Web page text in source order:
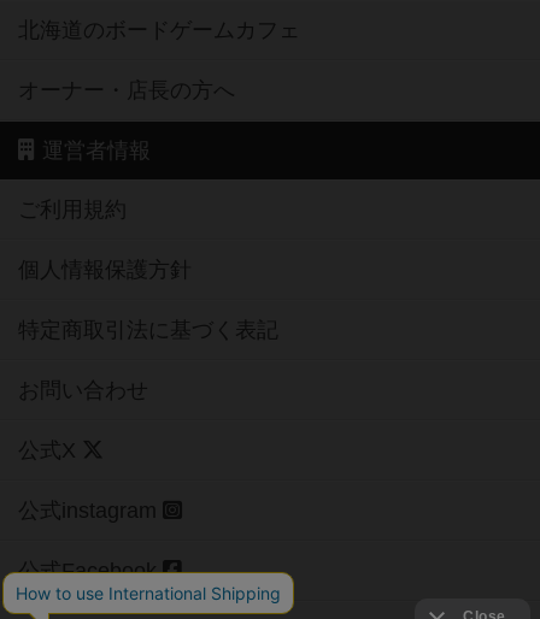
北海道のボードゲームカフェ
オーナー・店長の方へ
運営者情報
ご利用規約
個人情報保護方針
特定商取引法に基づく表記
お問い合わせ
公式X
公式instagram
公式Facebook